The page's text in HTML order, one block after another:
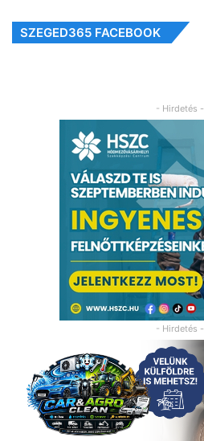
SZEGED365 FACEBOOK
- Hirdetés -
- Hirdetés -